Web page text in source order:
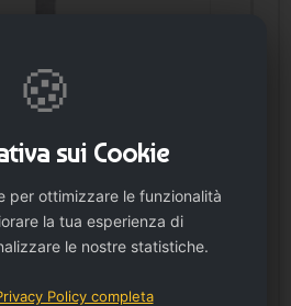
Da Golf 30 X 55 Cm
🍪
sui Cookie
per ottimizzare le funzionalità
la tua esperienza di
le nostre statistiche.
Policy completa